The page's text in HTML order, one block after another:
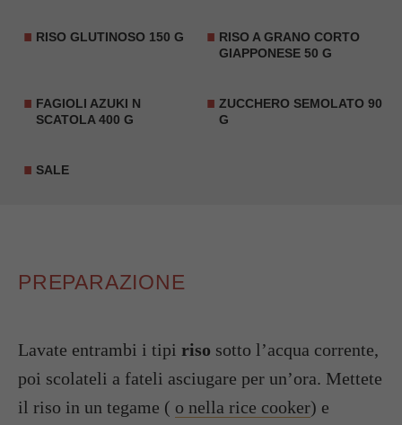
RISO GLUTINOSO 150 G
RISO A GRANO CORTO
GIAPPONESE 50 G
FAGIOLI AZUKI N
SCATOLA 400 G
ZUCCHERO SEMOLATO 90
G
SALE
PREPARAZIONE
Lavate entrambi i tipi riso sotto l’acqua corrente,
poi scolateli a fateli asciugare per un’ora. Mettete
il riso in un tegame ( o nella rice cooker) e